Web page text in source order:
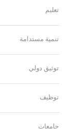
تعليم
تنمية مستدامة
توثيق دولي
توظيف
جامعات